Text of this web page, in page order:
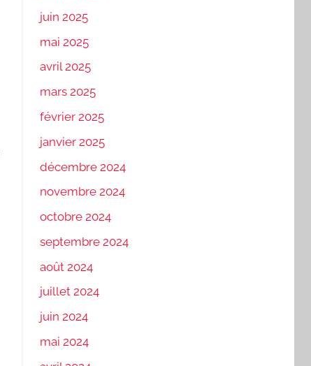
juin 2025
mai 2025
avril 2025
mars 2025
février 2025
janvier 2025
décembre 2024
novembre 2024
octobre 2024
septembre 2024
août 2024
juillet 2024
juin 2024
mai 2024